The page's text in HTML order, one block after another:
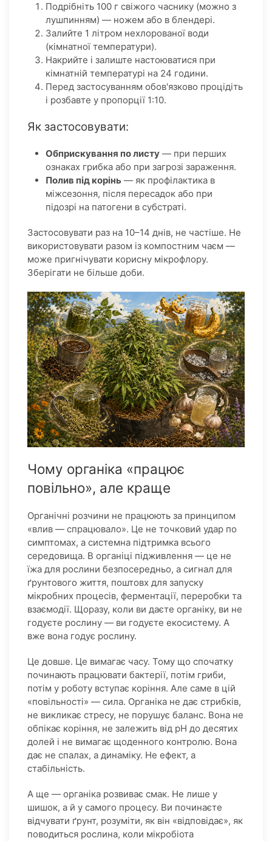
Подрібніть 100 г свіжого часнику (можно з
лушпинням) — ножем або в блендері.
Залийте 1 літром нехлорованої води
(кімнатної температури).
Накрийте і залиште настоюватися при
кімнатній температурі на 24 години.
Перед застосуванням обов'язково процідіть
і розбавте у пропорції 1:10.
Як застосовувати:
Обприскування по листу — при перших
ознаках грибка або при загрозі зараження.
Полив під корінь — як профілактика в
міжсезоння, після пересадок або при
підозрі на патогени в субстраті.
Застосовувати раз на 10–14 днів, не частіше. Не
використовувати разом із компостним чаєм —
може пригнічувати корисну мікрофлору.
Зберігати не більше доби.
Чому органіка «працює
повільно», але краще
Органічні розчини не працюють за принципом
«влив — спрацювало». Це не точковий удар по
симптомах, а системна підтримка всього
середовища. В органіці підживлення — це не
їжа для рослини безпосередньо, а сигнал для
ґрунтового життя, поштовх для запуску
мікробних процесів, ферментації, переробки та
взаємодії. Щоразу, коли ви даєте органіку, ви не
годуєте рослину — ви годуєте екосистему. А
вже вона годує рослину.
Це довше. Це вимагає часу. Тому що спочатку
починають працювати бактерії, потім гриби,
потім у роботу вступає коріння. Але саме в цій
«повільності» — сила. Органіка не дає стрибків,
не викликає стресу, не порушує баланс. Вона не
обпікає коріння, не залежить від pH до десятих
долей і не вимагає щоденного контролю. Вона
дає не спалах, а динаміку. Не ефект, а
стабільність.
А ще — органіка розвиває смак. Не лише у
шишок, а й у самого процесу. Ви починаєте
відчувати ґрунт, розуміти, як він «відповідає», як
поводиться рослина, коли мікробіота